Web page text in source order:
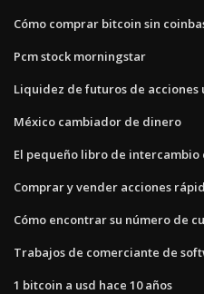
Cómo comprar bitcoin sin
Pcm stock morningstar
Liquidez de futuros de acciones
México cambiador de dinero
El pequeño libro de
Comprar y vender acciones
Cómo encontrar su número de
Trabajos de comerciante de
1 bitcoin a usd hace 10 años